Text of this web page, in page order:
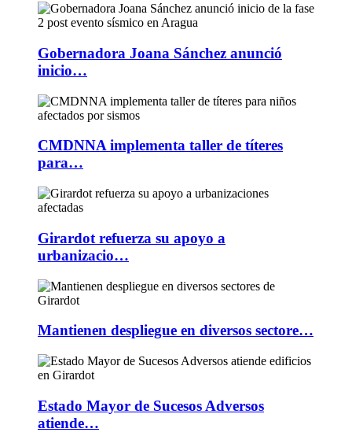
Gobernadora Joana Sánchez anunció
inicio…
CMDNNA implementa taller de títeres
para…
Girardot refuerza su apoyo a
urbanizacio…
Mantienen despliegue en diversos sectore…
Estado Mayor de Sucesos Adversos
atiende…